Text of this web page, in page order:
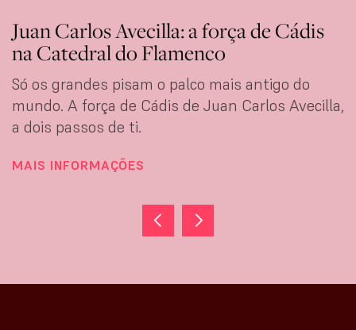
Juan Carlos Avecilla: a força de Cádis
na Catedral do Flamenco
Só os grandes pisam o palco mais antigo do
mundo. A força de Cádis de Juan Carlos Avecilla,
a dois passos de ti.
MAIS INFORMAÇÕES